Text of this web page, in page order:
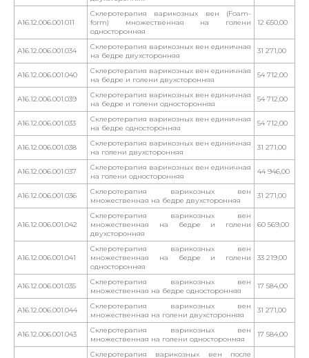
А16.12.006.001.011
Склеротерапия варикозных вен (Foam-
form) множественная на голени
односторонняя
12 650,00
А16.12.006.001.034
Склеротерапия варикозных вен единичная
на бедре двухсторонняя
31 271,00
А16.12.006.001.040
Склеротерапия варикозных вен единичная
на бедре и голени двухсторонняя
54 712,00
А16.12.006.001.039
Склеротерапия варикозных вен единичная
на бедре и голени односторонняя
54 712,00
А16.12.006.001.033
Склеротерапия варикозных вен единичная
на бедре односторонняя
54 712,00
А16.12.006.001.038
Склеротерапия варикозных вен единичная
на голени двухсторонняя
31 271,00
А16.12.006.001.037
Склеротерапия варикозных вен единичная
на голени односторонняя
44 946,00
А16.12.006.001.036
Склеротерапия варикозных вен
множественная на бедре двухсторонняя
31 271,00
А16.12.006.001.042
Склеротерапия варикозных вен
множественная на бедре и голени
двухсторонняя
60 569,00
А16.12.006.001.041
Склеротерапия варикозных вен
множественная на бедре и голени
односторонняя
33 219,00
А16.12.006.001.035
Склеротерапия варикозных вен
множественная на бедре односторонняя
17 584,00
А16.12.006.001.044
Склеротерапия варикозных вен
множественная на голени двухсторонняя
31 271,00
А16.12.006.001.043
Склеротерапия варикозных вен
множественная на голени односторонняя
17 584,00
Склеротерапия варикозных вен после